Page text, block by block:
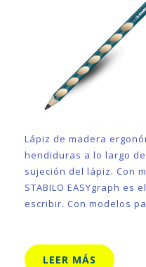
Lápiz de madera
hendiduras a lo largo
sujeción del lápiz. Con
STABILO EASYgraph
escribir. Con modelos
LEER MÁS